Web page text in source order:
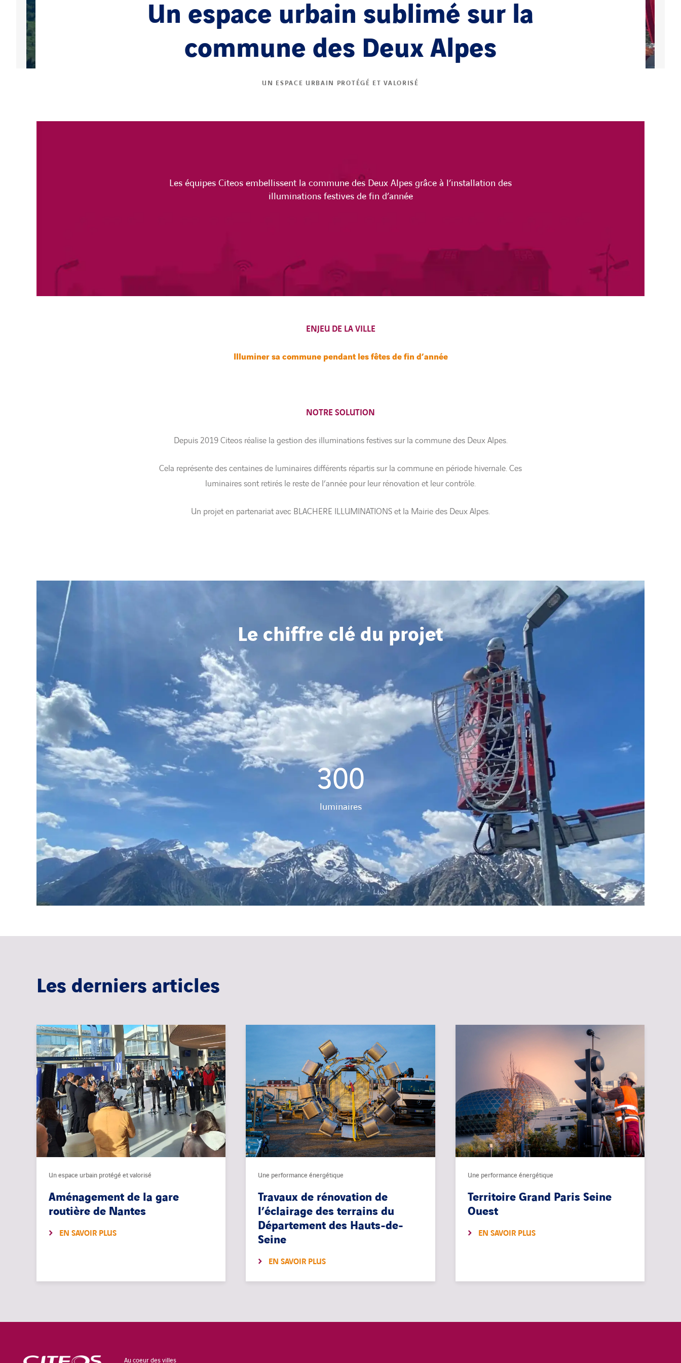
Un espace urbain sublimé sur la
commune des Deux Alpes
UN ESPACE URBAIN PROTÉGÉ ET VALORISÉ
Les équipes Citeos embellissent la commune des Deux Alpes grâce à l’installation des
illuminations festives de fin d’année
ENJEU DE LA VILLE
Illuminer sa commune pendant les fêtes de fin d’année
NOTRE SOLUTION
Depuis 2019 Citeos réalise la gestion des illuminations festives sur la commune des Deux Alpes.
Cela représente des centaines de luminaires différents répartis sur la commune en période hivernale. Ces
luminaires sont retirés le reste de l’année pour leur rénovation et leur contrôle.
Un projet en partenariat avec BLACHERE ILLUMINATIONS et la Mairie des Deux Alpes.
Le chiffre clé du projet
300
luminaires
Les derniers articles
Un espace urbain protégé et valorisé
Aménagement de la gare
routière de Nantes
EN SAVOIR PLUS
Une performance énergétique
Travaux de rénovation de
l’éclairage des terrains du
Département des Hauts-de-
Seine
EN SAVOIR PLUS
Une performance énergétique
Territoire Grand Paris Seine
Ouest
EN SAVOIR PLUS
Au coeur des villes